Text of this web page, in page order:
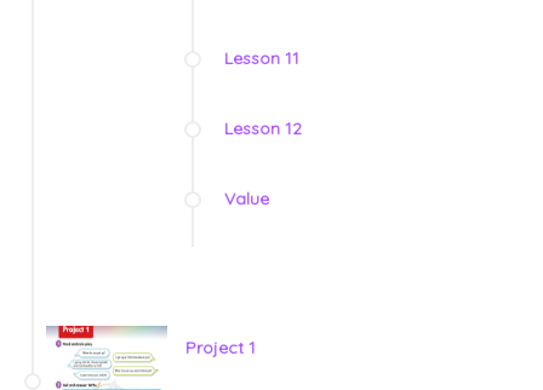
Lesson 11
Lesson 12
Value
Project 1